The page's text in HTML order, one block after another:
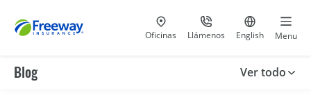
Visita nuestras
Oficinas Llámenos
al 800-441-5533
Ir al sitio
English Menu
Blog Ver todo